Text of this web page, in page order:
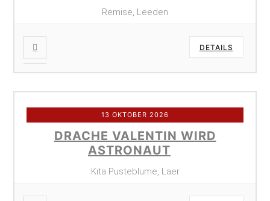
Remise, Leeden
DETAILS
13 OKTOBER 2026
DRACHE VALENTIN WIRD
ASTRONAUT
Kita Pusteblume, Laer